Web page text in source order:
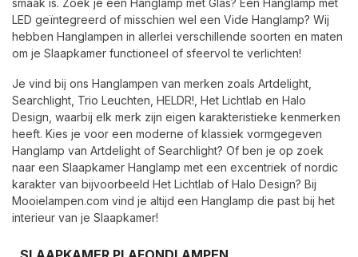
smaak is. Zoek je een Hanglamp met Glas? Een Hanglamp met
LED geïntegreerd of misschien wel een Vide Hanglamp? Wij
hebben Hanglampen in allerlei verschillende soorten en maten
om je Slaapkamer functioneel of sfeervol te verlichten!
Je vind bij ons Hanglampen van merken zoals Artdelight,
Searchlight, Trio Leuchten, HELDR!, Het Lichtlab en Halo
Design, waarbij elk merk zijn eigen karakteristieke kenmerken
heeft. Kies je voor een moderne of klassiek vormgegeven
Hanglamp van Artdelight of Searchlight? Of ben je op zoek
naar een Slaapkamer Hanglamp met een excentriek of nordic
karakter van bijvoorbeeld Het Lichtlab of Halo Design? Bij
Mooielampen.com vind je altijd een Hanglamp die past bij het
interieur van je Slaapkamer!